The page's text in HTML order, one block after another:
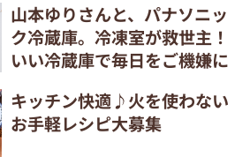
山本ゆりさんと、パナソニッ
ク冷蔵庫。冷凍室が救世主！
いい冷蔵庫で毎日をご機嫌に
キッチン快適♪火を使わない
お手軽レシピ大募集